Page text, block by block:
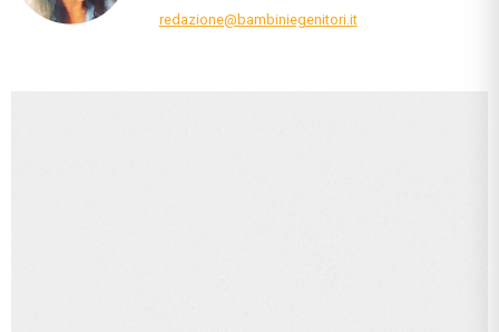
redazione@bambiniegenitori.it